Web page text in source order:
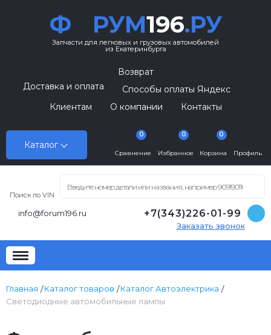
Ф РУМ196.РУ
Запчасти для легковых и грузовых автомобилей
из Екатеринбурга
Каталог
Возврат
Доставка и оплата
Способы оплаты Яндекс
Клиентам
О компании Контакты
Сравнение
0
Избранное
0
Корзина
0
Профиль
Поиск по VIN
info@forum196.ru +7(343)226-01-99
Заказать звонок
Главная Каталог товаров
Каталог Автоэлектрика
Светодиодные автомобильные лампы